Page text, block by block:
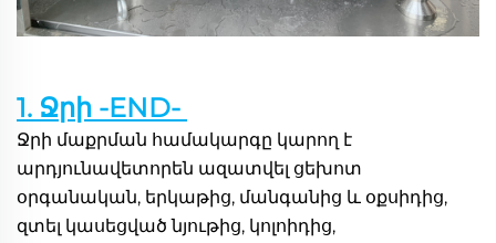
1. Ջրի -END-
Ջրի մաքրման համակարգը կարող է
արդյունավետորեն ազատվել ցեխոտ
օրգանական, երկաթից, մանգանից և օքսիդից,
զտել կասեցված նյութից, կոլոիդից,